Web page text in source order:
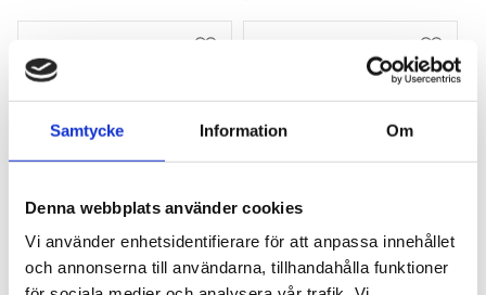
Samtycke Information Om
Denna webbplats använder cookies
Vi använder enhetsidentifierare för att anpassa innehållet
och annonserna till användarna, tillhandahålla funktioner
THULE FLUSH RAIL EVO
4-PACK 710600
THULE FLUSH RAIL
EDGE FOTSATS 4-PACK
Lägg